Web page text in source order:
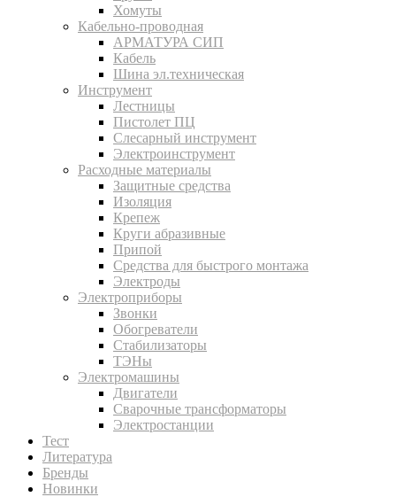
Хомуты
Кабельно-проводная
АРМАТУРА СИП
Кабель
Шина эл.техническая
Инструмент
Лестницы
Пистолет ПЦ
Слесарный инструмент
Электроинструмент
Расходные материалы
Защитные средства
Изоляция
Крепеж
Круги абразивные
Припой
Средства для быстрого монтажа
Электроды
Электроприборы
Звонки
Обогреватели
Стабилизаторы
ТЭНы
Электромашины
Двигатели
Сварочные трансформаторы
Электростанции
Тест
Литература
Бренды
Новинки